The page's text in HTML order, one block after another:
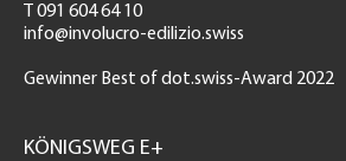
T 091 604 64 10
info@involucro-edilizio.swiss
Gewinner Best of dot.swiss-Award 2022
GH
KÖNIGSWEG E+